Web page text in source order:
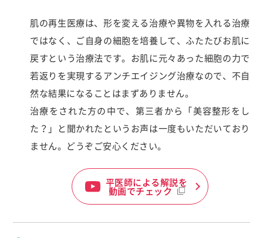
肌の再生医療は、形を変える治療や異物を入れる治療
ではなく、ご自身の細胞を培養して、ふたたびお肌に
戻すという治療法です。お肌に元々あった細胞の力で
若返りを実現するアンチエイジング治療なので、不自
然な結果になることはまずありません。
治療をされた方の中で、第三者から「美容整形をし
た？」と聞かれたというお声は一度もいただいており
ません。どうぞご安心ください。
平医師による解説を
動画でチェック